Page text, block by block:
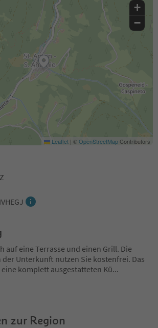
+
−
Leaflet | ©OpenStreetMapContributors
auf eine Terrasse und einen Grill. Die
Unterkunft nutzen Sie kostenfrei. Das
komplett ausgestatteten Kü...
zur Region